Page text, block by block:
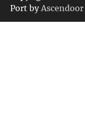
ー
Port by Ascendoor